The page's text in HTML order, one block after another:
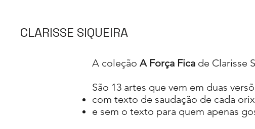
CLARISSE SIQUEIRA
A coleção A Força Fica de Clarisse
São 13 artes que vem em duas
com texto de saudação de cada
e sem o texto para quem apenas